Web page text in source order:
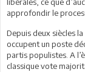
approfondir le
Depuis deux siècles
occupent un poste
partis populistes. A
classique vote